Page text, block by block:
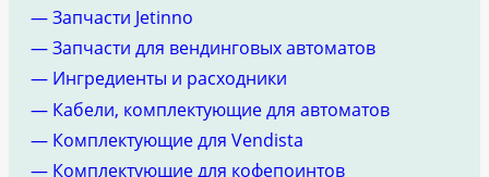
— Запчасти Jetinno
— Запчасти для вендинговых автоматов
— Ингредиенты и расходники
— Кабели, комплектующие для автоматов
— Комплектующие для Vendista
— Комплектующие для кофепоинтов